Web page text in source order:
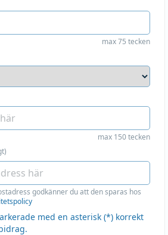
max 75 tecken
max 150 tecken
godkänner du att den sparas hos
med en asterisk (*) korrekt